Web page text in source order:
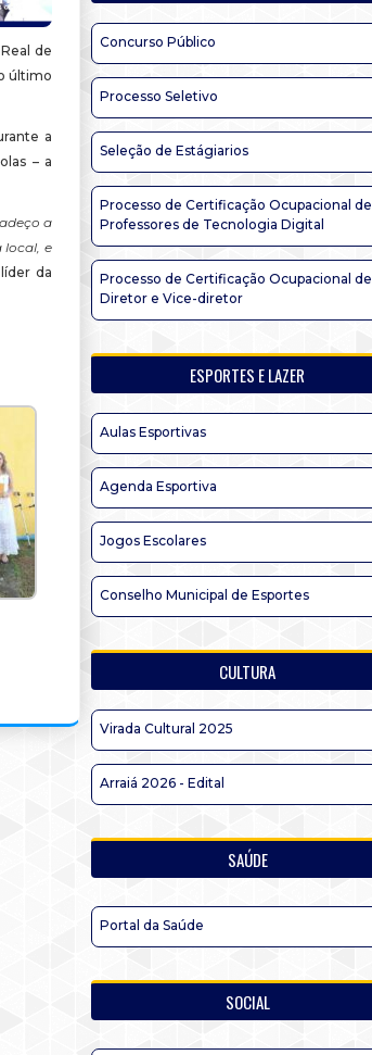
de
último
a
– a
a
local, e
da
Concurso Público
Processo Seletivo
Seleção de Estágiarios
Processo de Certificação Ocupacional de
Professores de Tecnologia Digital
Processo de Certificação Ocupacional de
Diretor e Vice-diretor
ESPORTES E LAZER
Aulas Esportivas
Agenda Esportiva
Jogos Escolares
Conselho Municipal de Esportes
CULTURA
Virada Cultural 2025
Arraiá 2026 - Edital
SAÚDE
Portal da Saúde
SOCIAL